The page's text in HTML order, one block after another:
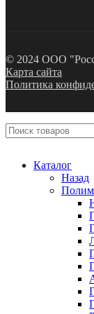
© 2024 ООО
Карта сайта
Политика
Каталог
Назад